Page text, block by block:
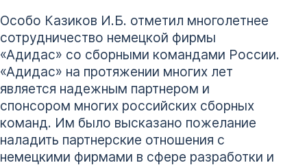
Особо Казиков И.Б. отметил многолетнее
сотрудничество немецкой фирмы
«Адидас» со сборными командами России.
«Адидас» на протяжении многих лет
является надежным партнером и
спонсором многих российских сборных
команд. Им было высказано пожелание
наладить партнерские отношения с
немецкими фирмами в сфере разработки и